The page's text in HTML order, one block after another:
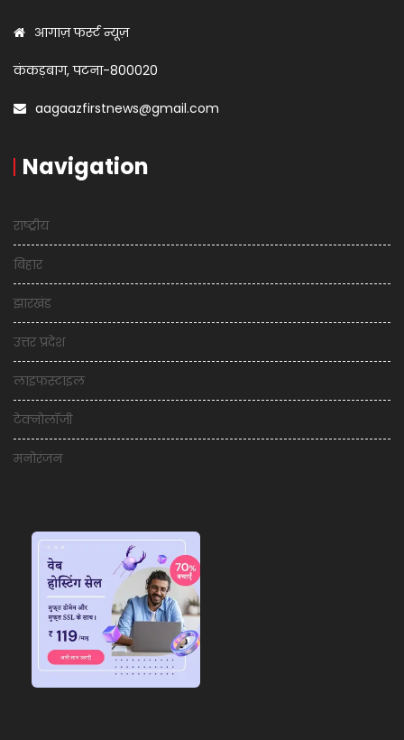
आगाज़ फर्स्ट न्यूज़
कंकड़बाग, पटना-800020
aagaazfirstnews@gmail.com
Navigation
राष्ट्रीय
बिहार
झारखंड
उत्तर प्रदेश
लाइफस्टाइल
टेक्नोलॉजी
मनोरंजन